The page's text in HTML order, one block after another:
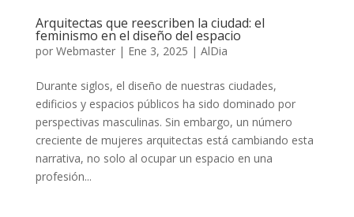
Arquitectas que reescriben la ciudad: el
feminismo en el diseño del espacio
por Webmaster| Ene 3, 2025 | AlDia
Durante siglos, el diseño de nuestras ciudades,
edificios y espacios públicos ha sido dominado por
perspectivas masculinas. Sin embargo, un número
creciente de mujeres arquitectas está cambiando esta
narrativa, no solo al ocupar un espacio en una
profesión...